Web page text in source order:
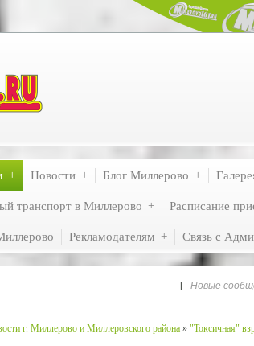
Новости Блог Миллерово
транспорт в Миллерово Расписание
Рекламодателям Связь с
[ Новые
г. Миллерово и Миллеровского района » "Токсичная"